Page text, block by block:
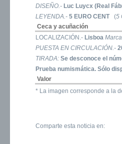
DISEÑO.- Luc Luycx (Real
LEYENDA.- 5 EURO CENT(5
Ceca y acuñación
LOCALIZACIÓN.- Lisboa
PUESTA EN CIRCULACIÓN.-
TIRADA: Se desconoce el
Prueba numismática. Sólo
Valor
* La imagen corresponde a la
Comparte esta noticia en: